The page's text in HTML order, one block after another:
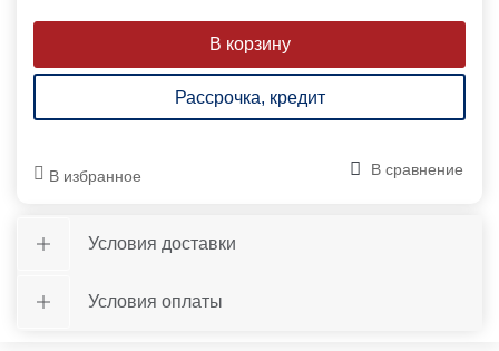
Рассрочка, кредит
В избранное В сравнение
Условия доставки
Условия оплаты